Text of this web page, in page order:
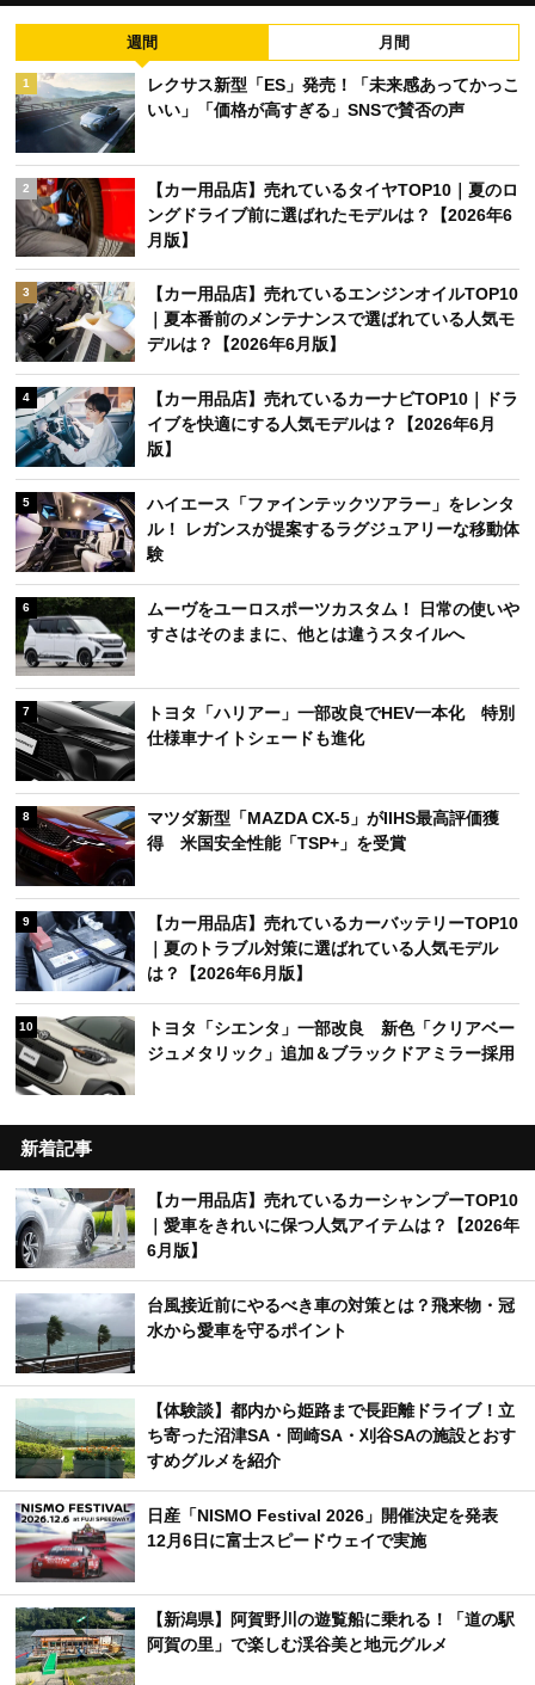
週間 月間
1
レクサス新型「ES」発売！「未来感あってかっこ
いい」「価格が高すぎる」SNSで賛否の声
2
【カー用品店】売れているタイヤTOP10｜夏のロ
ングドライブ前に選ばれたモデルは？【2026年6
月版】
3
【カー用品店】売れているエンジンオイルTOP10
｜夏本番前のメンテナンスで選ばれている人気モ
デルは？【2026年6月版】
4
【カー用品店】売れているカーナビTOP10｜ドラ
イブを快適にする人気モデルは？【2026年6月
版】
5
ハイエース「ファインテックツアラー」をレンタ
ル！ レガンスが提案するラグジュアリーな移動体
験
6
ムーヴをユーロスポーツカスタム！ 日常の使いや
すさはそのままに、他とは違うスタイルへ
7
トヨタ「ハリアー」一部改良でHEV一本化 特別
仕様車ナイトシェードも進化
8
マツダ新型「MAZDA CX-5」がIIHS最高評価獲
得 米国安全性能「TSP+」を受賞
9
【カー用品店】売れているカーバッテリーTOP10
｜夏のトラブル対策に選ばれている人気モデル
は？【2026年6月版】
10
トヨタ「シエンタ」一部改良 新色「クリアベー
ジュメタリック」追加＆ブラックドアミラー採用
新着記事
【カー用品店】売れているカーシャンプーTOP10
｜愛車をきれいに保つ人気アイテムは？【2026年
6月版】
台風接近前にやるべき車の対策とは？飛来物・冠
水から愛車を守るポイント
【体験談】都内から姫路まで長距離ドライブ！立
ち寄った沼津SA・岡崎SA・刈谷SAの施設とおす
すめグルメを紹介
日産「NISMO Festival 2026」開催決定を発表
12月6日に富士スピードウェイで実施
【新潟県】阿賀野川の遊覧船に乗れる！「道の駅
阿賀の里」で楽しむ渓谷美と地元グルメ